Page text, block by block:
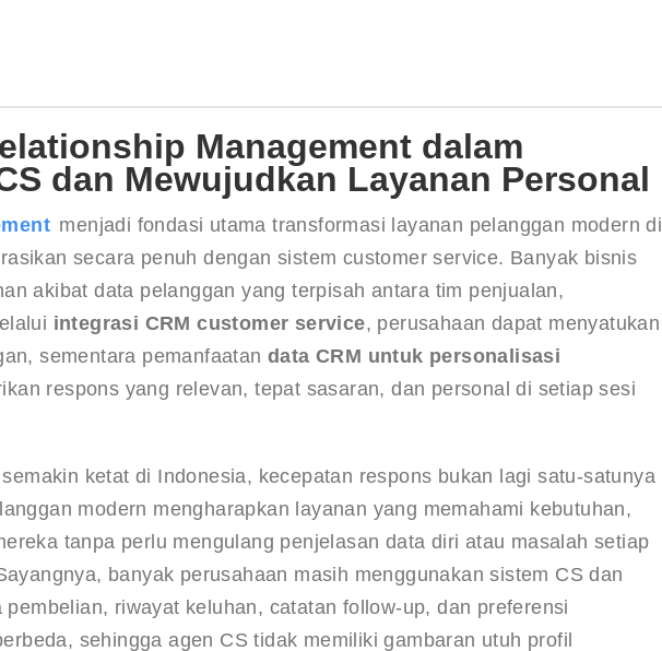
Management dalam
dan Mewujudkan Layanan Personal
menjadi fondasi utama transformasi layanan pelanggan modern di
secara penuh dengan sistem customer service. Banyak bisnis
akibat data pelanggan yang terpisah antara tim penjualan,
integrasi CRM customer service, perusahaan dapat menyatukan
sementara pemanfaatan data CRM untuk personalisasi
respons yang relevan, tepat sasaran, dan personal di setiap sesi
ketat di Indonesia, kecepatan respons bukan lagi satu-satunya
modern mengharapkan layanan yang memahami kebutuhan,
tanpa perlu mengulang penjelasan data diri atau masalah setiap
banyak perusahaan masih menggunakan sistem CS dan
riwayat keluhan, catatan follow-up, dan preferensi
sehingga agen CS tidak memiliki gambaran utuh profil